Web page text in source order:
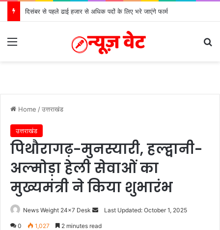
दिसंबर से पहले ढाई हजार से अधिक पदों के लिए भरे जाएंगे फार्म
Home /उत्तराखंड
उत्तराखंड
पिथौरागढ़-मुनस्यारी, हल्द्वानी-
अल्मोड़ा हेली सेवाओं का
मुख्यमंत्री ने किया शुभारंभ
News Weight 24x7 Desk Last Updated: October 1, 2025
0 1,027 2 minutes read